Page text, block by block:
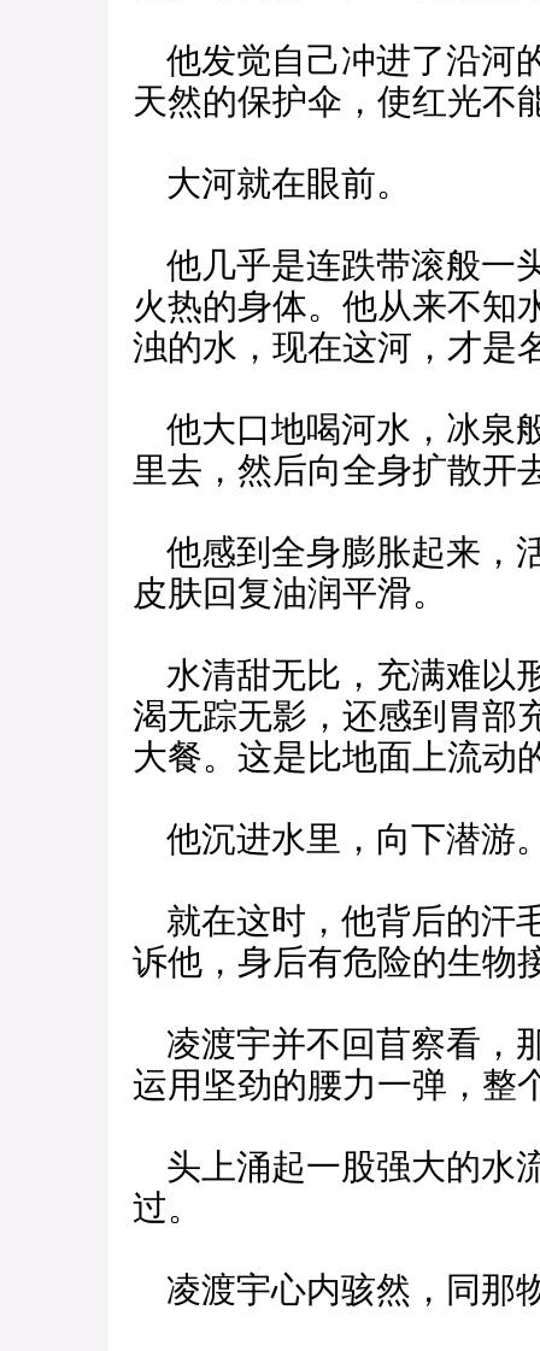
他发觉自己冲进了沿河
天然的保护伞，使红光不
大河就在眼前。
他几乎是连跌带滚般一
火热的身体。他从来不知
浊的水，现在这河，才是
他大口地喝河水，冰泉
里去，然后向全身扩散开
他感到全身膨胀起来，
皮肤回复油润平滑。
水清甜无比，充满难以
渴无踪无影，还感到胃部
大餐。这是比地面上流动
他沉进水里，向下潜游
就在这时，他背后的汗
诉他，身后有危险的生物
凌渡宇并不回苜察看，
运用坚劲的腰力一弹，整
头上涌起一股强大的水
过。
凌渡宇心内骇然，同那